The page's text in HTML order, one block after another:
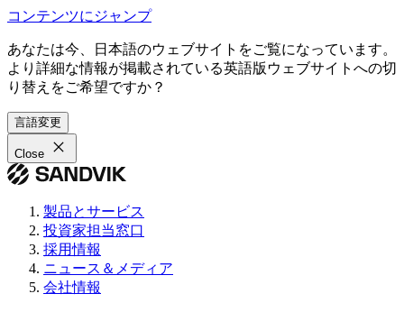
コンテンツにジャンプ
あなたは今、日本語のウェブサイトをご覧になっています。
より詳細な情報が掲載されている英語版ウェブサイトへの切
り替えをご希望ですか？
言語変更
Close
製品とサービス
投資家担当窓口
採用情報
ニュース＆メディア
会社情報